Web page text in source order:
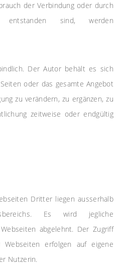
der Verbindung oder durch
entstanden sind, werden
Der Autor behält es sich
oder das gesamte Angebot
zu verändern, zu ergänzen, zu
zeitweise oder endgültig
Dritter liegen ausserhalb
Es wird jegliche
abgelehnt. Der Zugriff
erfolgen auf eigene
Nutzerin.